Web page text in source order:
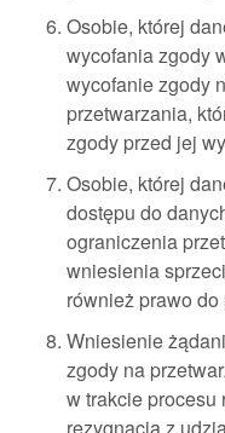
Osobie, której
wycofania zgody
wycofanie zgody
przetwarzania,
zgody przed jej
Osobie, której
dostępu do
ograniczenia
wniesienia
również prawo
Wniesienie
zgody na
w trakcie procesu